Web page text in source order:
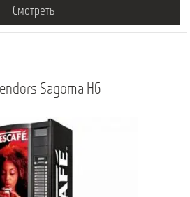
Смотреть
Sagoma H6